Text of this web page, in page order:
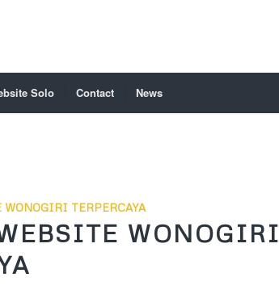
Solo Contact News
TERPERCAYA
WONOGIRI